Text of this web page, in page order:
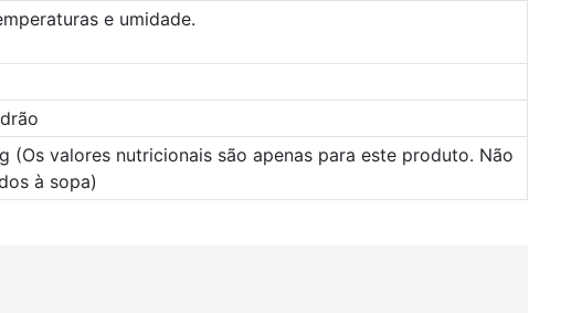
e umidade.
(Os valores nutricionais são apenas para este produto. Não
à sopa)